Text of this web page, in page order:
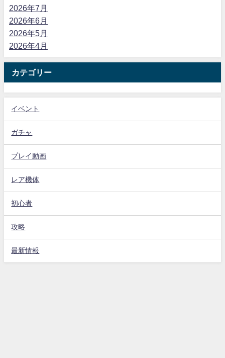
2026年7月
2026年6月
2026年5月
2026年4月
カテゴリー
イベント
ガチャ
プレイ動画
レア機体
初心者
攻略
最新情報